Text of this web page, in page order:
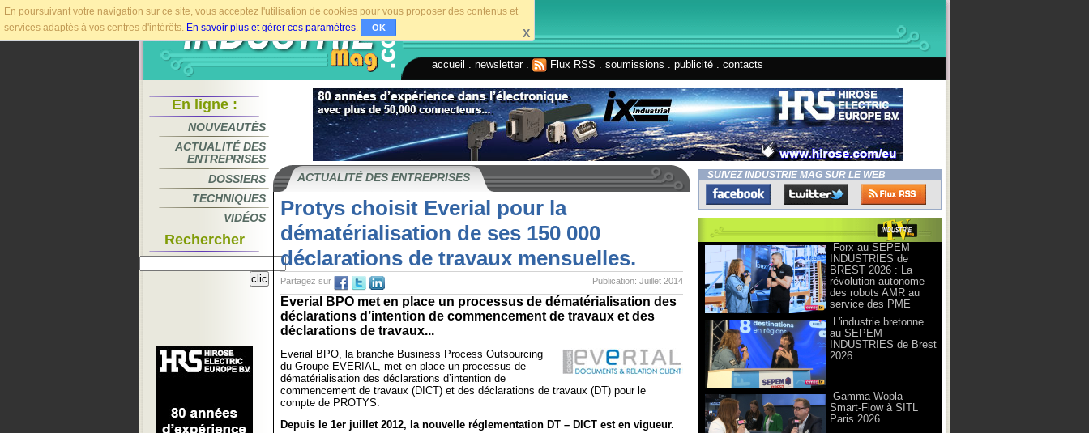
En poursuivant votre navigation sur ce site, vous acceptez l'utilisation de cookies pour vous proposer des contenus et
services adaptés à vos centres d'intérêts. En savoir plus et gérer ces paramètres. OK X
accueil newsletter. Flux RSS soumissions publicité contacts
En ligne :
NOUVEAUTÉS
ACTUALITÉ DES
ENTREPRISES
DOSSIERS
TECHNIQUES
VIDÉOS
Rechercher
ACTUALITÉ DES ENTREPRISES
Protys choisit Everial pour la
dématérialisation de ses 150 000
déclarations de travaux mensuelles.
Publication: Juillet 2014
Partagez sur
Everial BPO met en place un processus de dématérialisation des
déclarations d’intention de commencement de travaux et des
déclarations de travaux...
Everial BPO, la branche Business Process Outsourcing
du Groupe EVERIAL, met en place un processus de
dématérialisation des déclarations d’intention de
commencement de travaux (DICT) et des déclarations de travaux (DT) pour le
compte de PROTYS.
Depuis le 1er juillet 2012, la nouvelle réglementation DT – DICT est en vigueur.
SUIVEZ INDUSTRIE MAG SUR LE WEB
Forx au SEPEM
INDUSTRIES de
BREST 2026 : La
révolution autonome
des robots AMR au
service des PME
L'industrie bretonne
au SEPEM
INDUSTRIES de Brest
2026
Gamma Wopla
Smart-Flow à SITL
Paris 2026